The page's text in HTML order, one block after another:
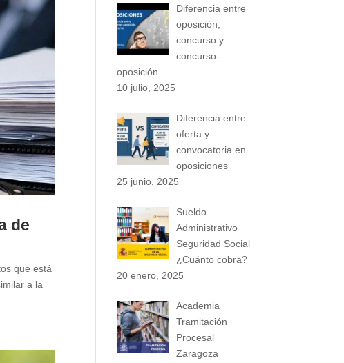
de
que está
a la
Diferencia entre
oposición,
concurso y
concurso-
oposición
10 julio, 2025
Diferencia entre
oferta y
convocatoria en
oposiciones
25 junio, 2025
Sueldo
Administrativo
Seguridad Social
¿Cuánto cobra?
20 enero, 2025
Academia
Tramitación
Procesal
Zaragoza